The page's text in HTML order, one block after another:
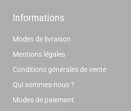
Informations
Modes de livraison
Mentions légales
Conditions générales de vente
Qui sommes-nous ?
Modes de paiement